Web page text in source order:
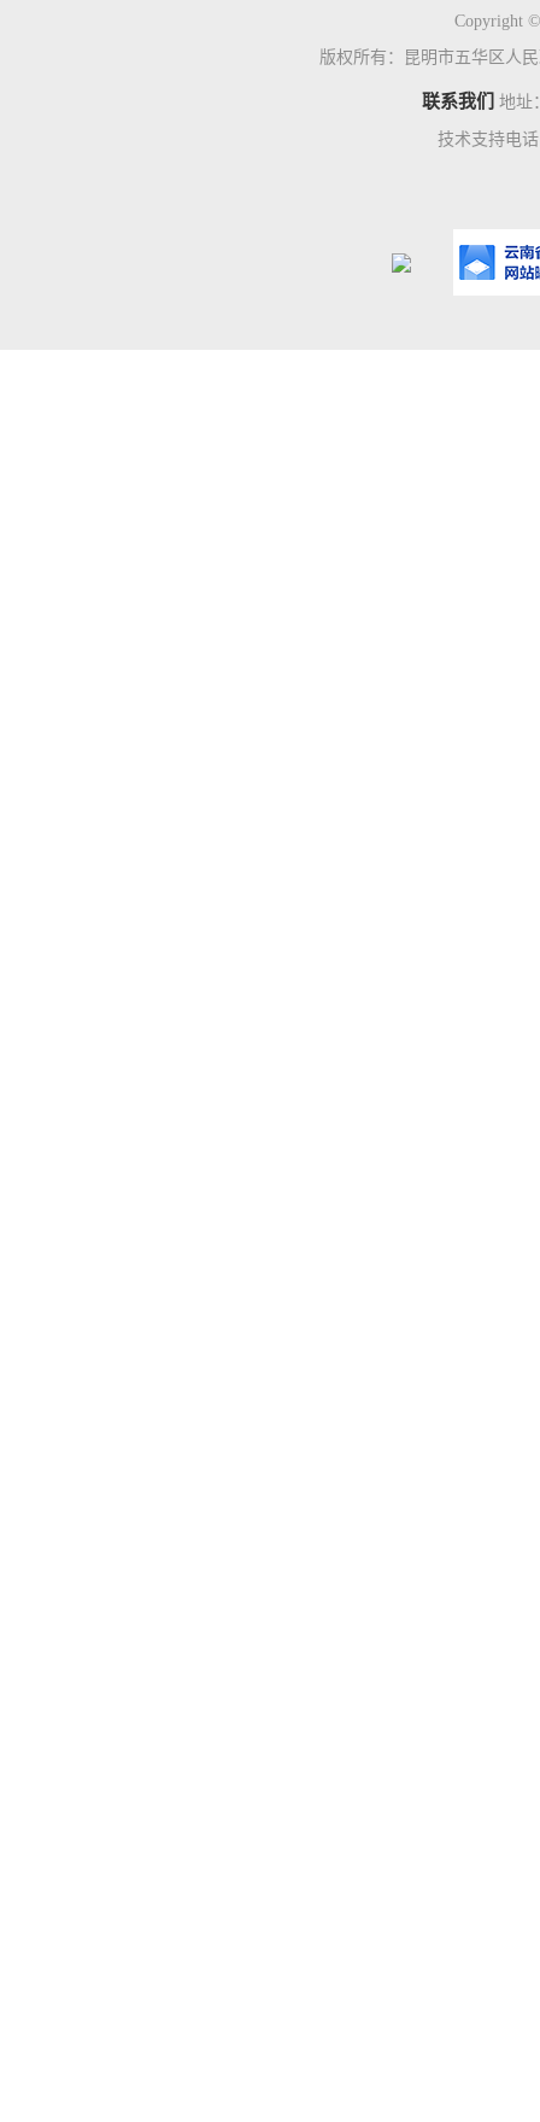
Copyright
版权所有：昆明市五华区人
联系我们 地址
技术支持电